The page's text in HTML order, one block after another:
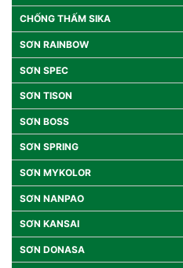
CHỐNG THẤM SIKA
SƠN RAINBOW
SƠN SPEC
SƠN TISON
SƠN BOSS
SƠN SPRING
SƠN MYKOLOR
SƠN NANPAO
SƠN KANSAI
SƠN DONASA